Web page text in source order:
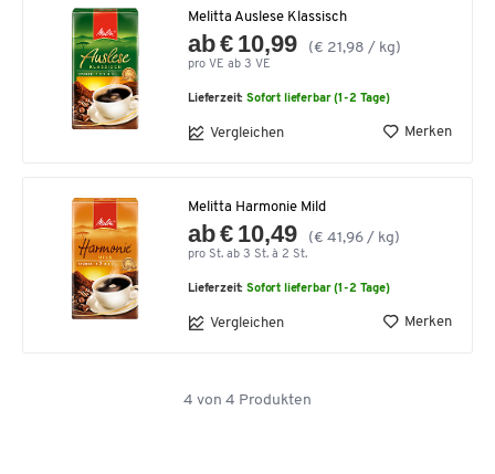
Melitta Auslese Klassisch
ab € 10,99 (€ 21,98 / kg)
pro VE ab 3 VE
Lieferzeit:Sofort lieferbar (1-2 Tage)
Vergleichen Merken
Melitta Harmonie Mild
ab € 10,49 (€ 41,96 / kg)
pro St. ab 3 St. à 2 St.
Lieferzeit:Sofort lieferbar (1-2 Tage)
Vergleichen Merken
4 von 4 Produkten